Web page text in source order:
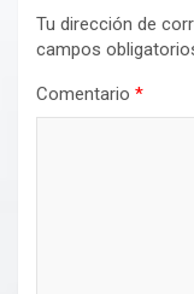
Tu dirección de
campos
Comentario *